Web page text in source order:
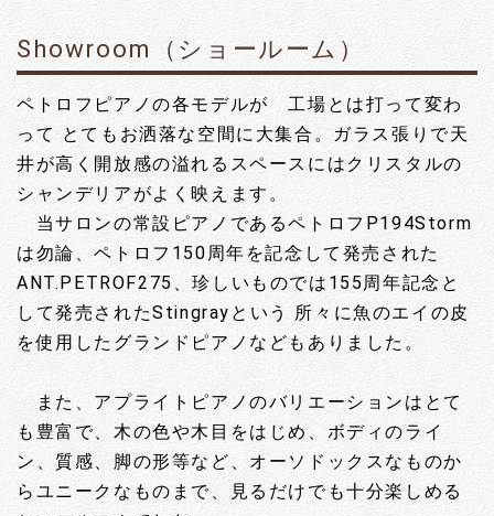
Showroom（ショールーム）
ペトロフピアノの各モデルが 工場とは打って変わ
って とてもお洒落な空間に大集合。ガラス張りで天
井が高く開放感の溢れるスペースにはクリスタルの
シャンデリアがよく映えます。
当サロンの常設ピアノであるペトロフP194Storm
は勿論、ペトロフ150周年を記念して発売された
ANT.PETROF275、珍しいものでは155周年記念と
して発売されたStingrayという 所々に魚のエイの皮
を使用したグランドピアノなどもありました。
また、アプライトピアノのバリエーションはとて
も豊富で、木の色や木目をはじめ、ボディのライ
ン、質感、脚の形等など、オーソドックスなものか
らユニークなものまで、見るだけでも十分楽しめる